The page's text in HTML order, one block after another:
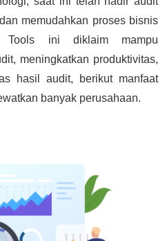
memudahkan proses bisnis
Tools ini diklaim mampu
meningkatkan produktivitas,
hasil audit, berikut manfaat
banyak perusahaan.